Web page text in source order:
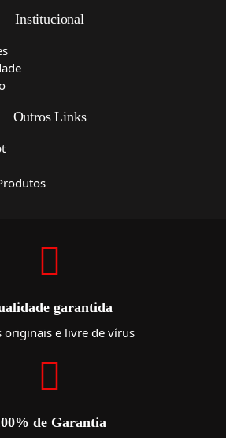
Institucional
Outros Links
garantida
originais e livre de vírus
de Garantia